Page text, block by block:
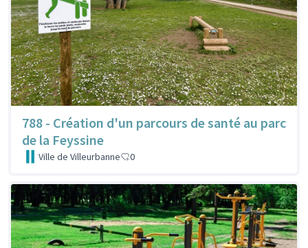
788 - Création d'un parcours de santé au parc
de la Feyssine
Ville de Villeurbanne 0